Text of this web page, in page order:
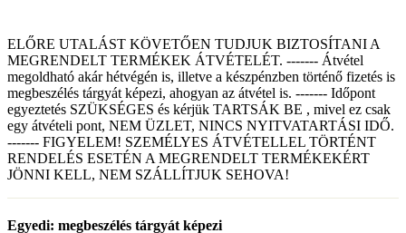
ELŐRE UTALÁST KÖVETŐEN TUDJUK BIZTOSÍTANI A
MEGRENDELT TERMÉKEK ÁTVÉTELÉT. ------- Átvétel
megoldható akár hétvégén is, illetve a készpénzben történő fizetés is
megbeszélés tárgyát képezi, ahogyan az átvétel is. ------- Időpont
egyeztetés SZÜKSÉGES és kérjük TARTSÁK BE , mivel ez csak
egy átvételi pont, NEM ÜZLET, NINCS NYITVATARTÁSI IDŐ.
------- FIGYELEM! SZEMÉLYES ÁTVÉTELLEL TÖRTÉNT
RENDELÉS ESETÉN A MEGRENDELT TERMÉKEKÉRT
JÖNNI KELL, NEM SZÁLLÍTJUK SEHOVA!
Egyedi: megbeszélés tárgyát képezi